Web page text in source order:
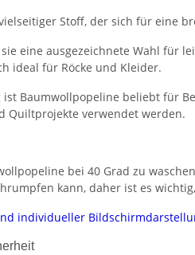
Stoff, der sich für eine
eine ausgezeichnete Wahl für
ideal für Röcke und Kleider.
Baumwollpopeline beliebt für
Quiltprojekte verwendet werden.
bei 40 Grad zu
kann, daher ist es
individueller